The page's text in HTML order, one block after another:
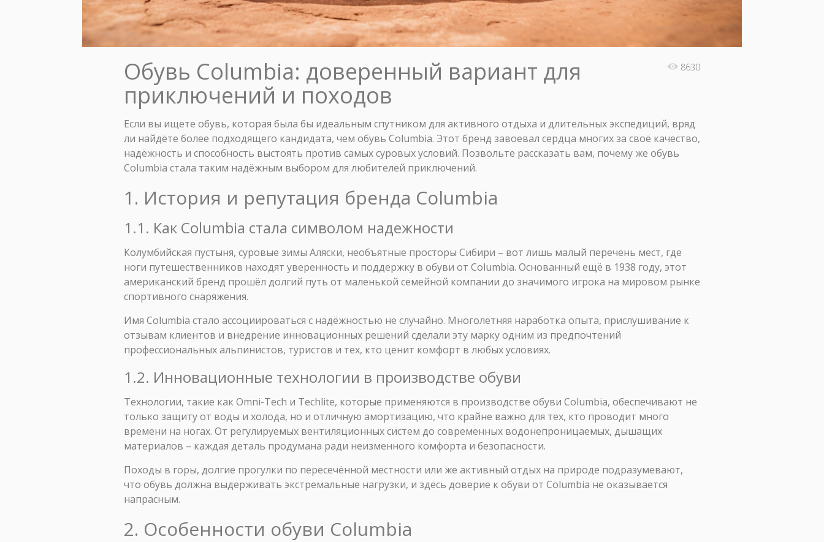
Обувь Columbia: доверенный вариант для
приключений и походов
8630
Если вы ищете обувь, которая была бы идеальным спутником для активного отдыха и длительных экспедиций, вряд
ли найдёте более подходящего кандидата, чем обувь Columbia. Этот бренд завоевал сердца многих за своё качество,
надёжность и способность выстоять против самых суровых условий. Позвольте рассказать вам, почему же обувь
Columbia стала таким надёжным выбором для любителей приключений.
1. История и репутация бренда Columbia
1.1. Как Columbia стала символом надежности
Колумбийская пустыня, суровые зимы Аляски, необъятные просторы Сибири – вот лишь малый перечень мест, где
ноги путешественников находят уверенность и поддержку в обуви от Columbia. Основанный ещё в 1938 году, этот
американский бренд прошёл долгий путь от маленькой семейной компании до значимого игрока на мировом рынке
спортивного снаряжения.
Имя Columbia стало ассоциироваться с надёжностью не случайно. Многолетняя наработка опыта, прислушивание к
отзывам клиентов и внедрение инновационных решений сделали эту марку одним из предпочтений
профессиональных альпинистов, туристов и тех, кто ценит комфорт в любых условиях.
1.2. Инновационные технологии в производстве обуви
Технологии, такие как Omni-Tech и Techlite, которые применяются в производстве обуви Columbia, обеспечивают не
только защиту от воды и холода, но и отличную амортизацию, что крайне важно для тех, кто проводит много
времени на ногах. От регулируемых вентиляционных систем до современных водонепроницаемых, дышащих
материалов – каждая деталь продумана ради неизменного комфорта и безопасности.
Походы в горы, долгие прогулки по пересечённой местности или же активный отдых на природе подразумевают,
что обувь должна выдерживать экстремальные нагрузки, и здесь доверие к обуви от Columbia не оказывается
напрасным.
2. Особенности обуви Columbia